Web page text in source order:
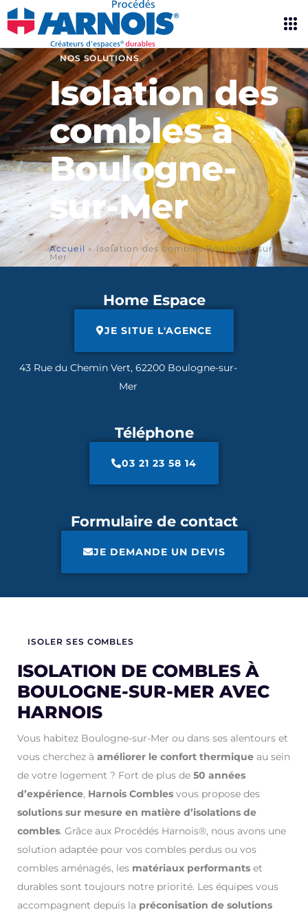
NOS SOLUTIONS
Isolation des
combles à
Boulogne-
sur-Mer
Accueil »Isolation des combles Boulogne-sur-
Mer
Home Espace
JE SITUE L'AGENCE
43 Rue du Chemin Vert, 62200 Boulogne-sur-
Mer
Téléphone
03 21 23 58 14
Formulaire de contact
JE DEMANDE UN DEVIS
ISOLER SES COMBLES
ISOLATION DE COMBLES À
BOULOGNE-SUR-MER AVEC
HARNOIS
Vous habitez Boulogne-sur-Mer ou dans ses alentours et
vous cherchez à améliorer le confort thermique au sein
de votre logement ? Fort de plus de 50 années
d’expérience, Harnois Combles vous propose des
solutions sur mesure en matière d’isolations de
combles. Grâce aux Procédés Harnois®, nous avons une
solution adaptée pour vos combles perdus ou vos
combles aménagés, les matériaux performants et
durables sont toujours notre priorité. Les équipes vous
accompagnent depuis la préconisation de solutions